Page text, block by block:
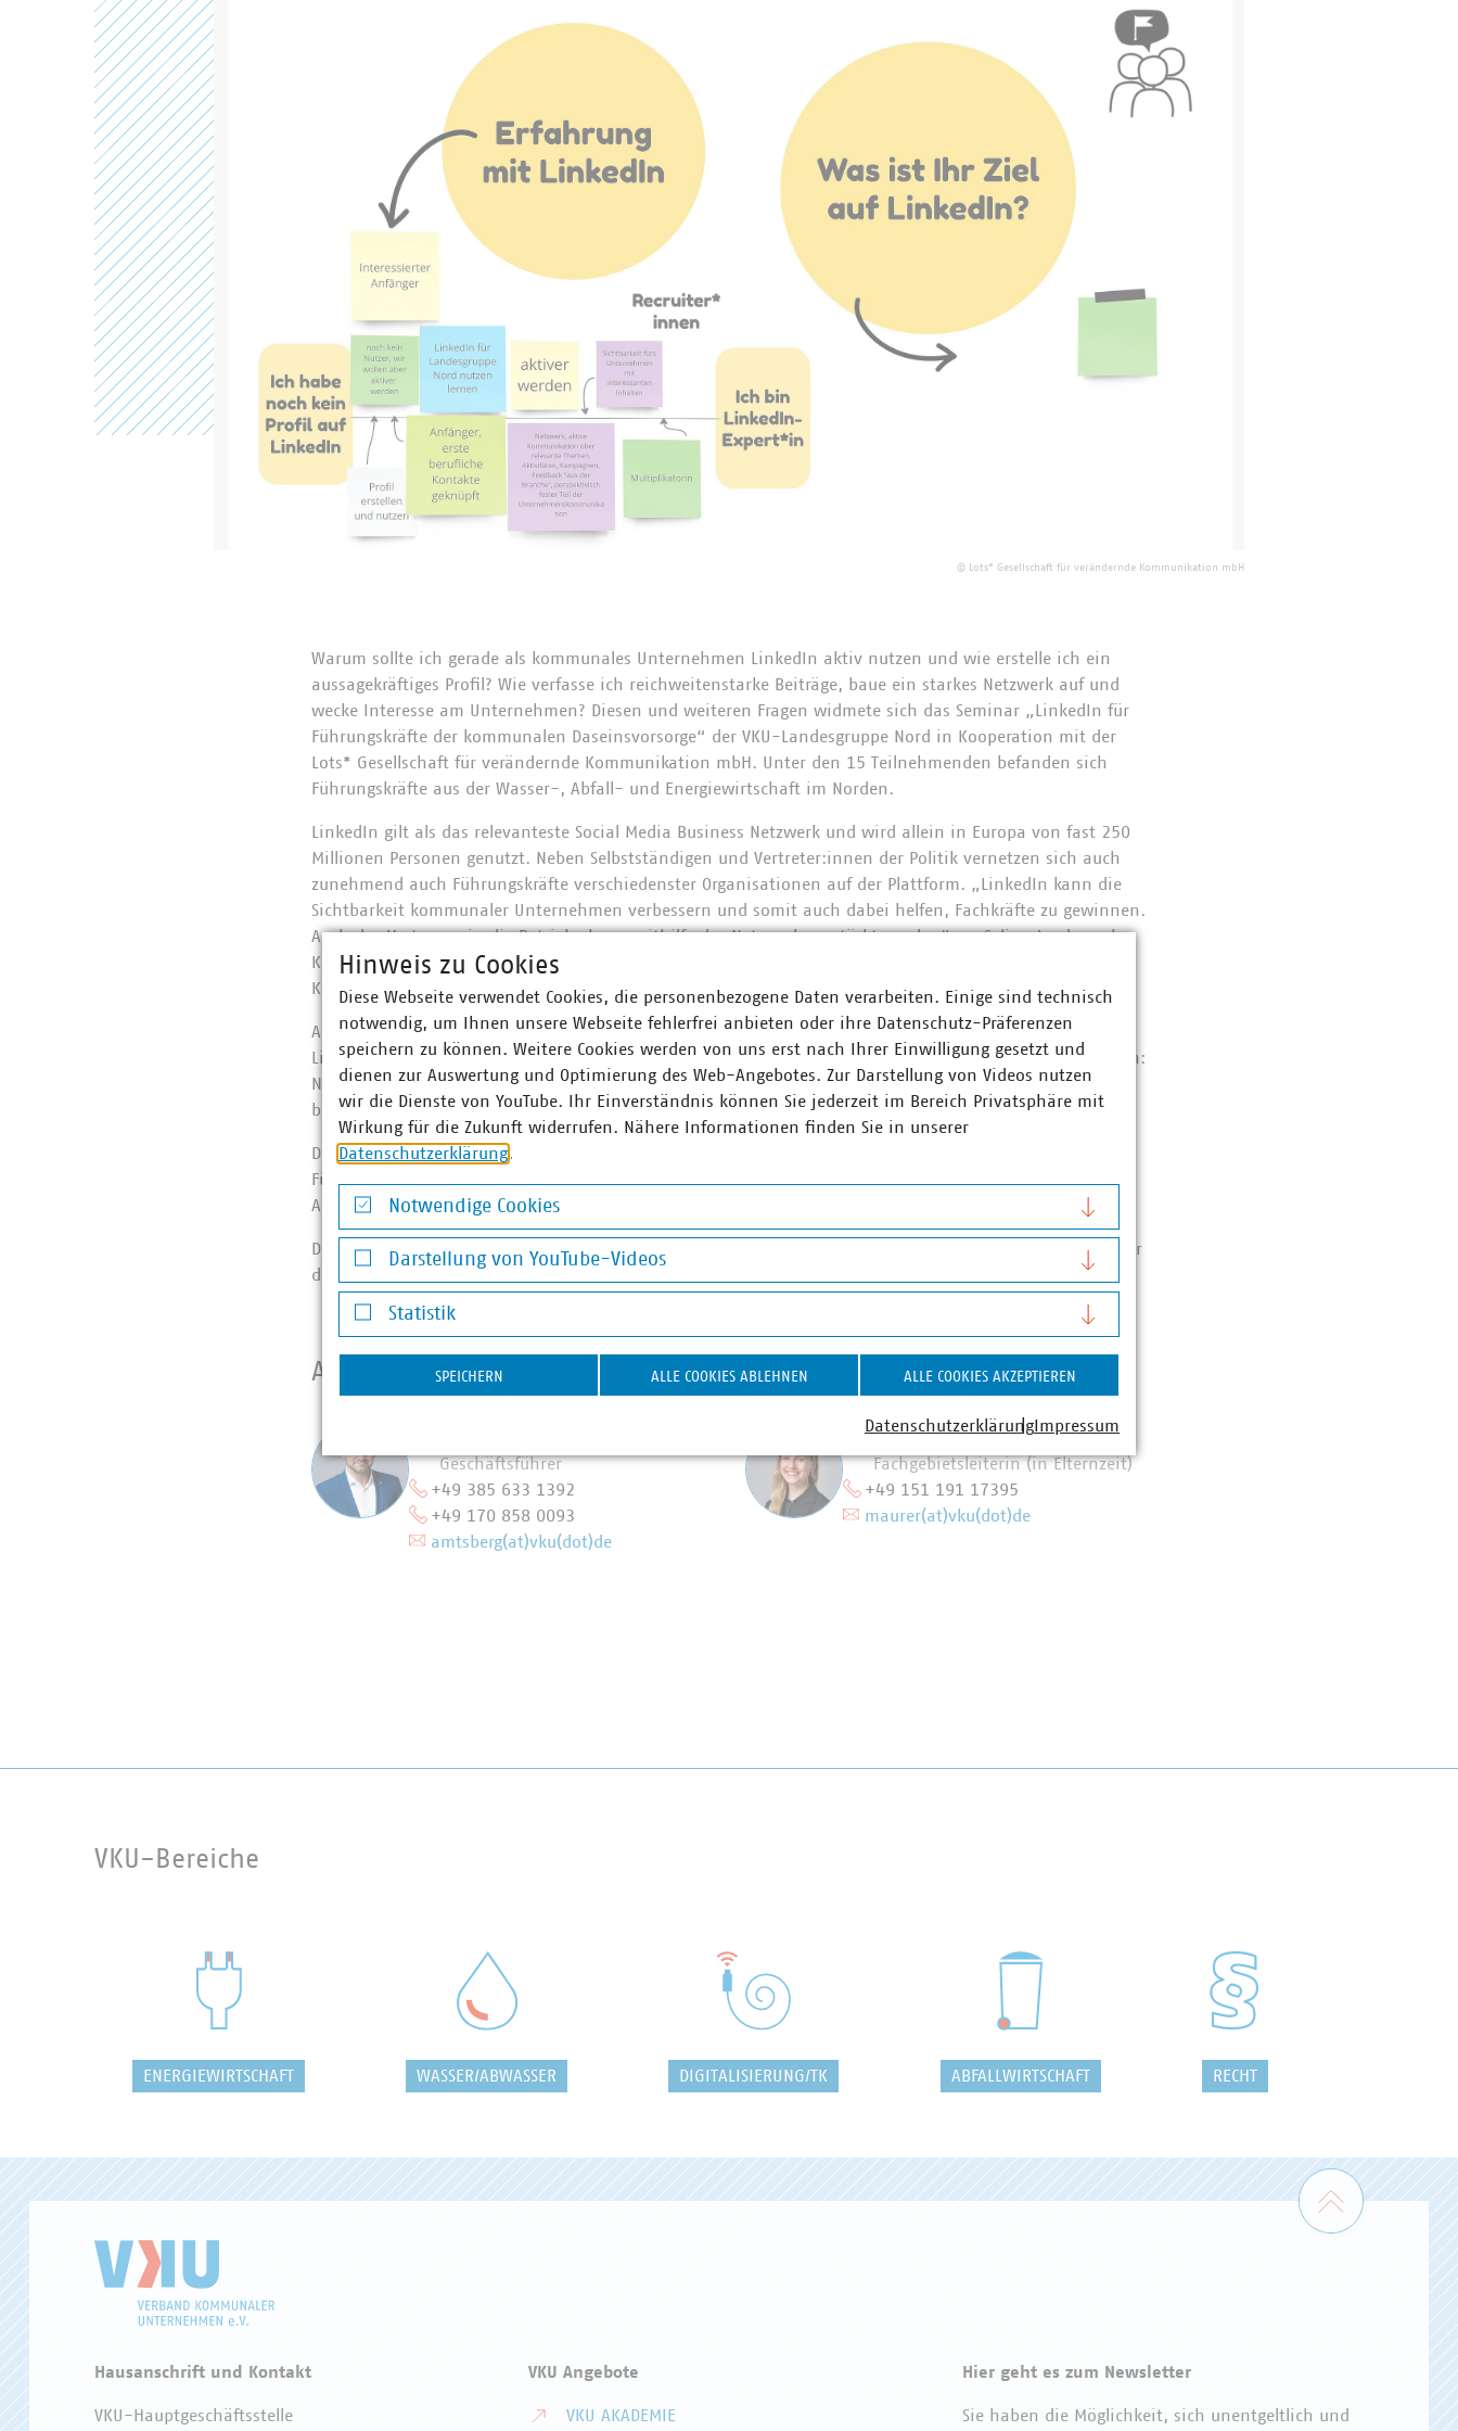
© Lots* Gesellschaft für verändernde Kommunikation mbH
Warum sollte ich gerade als kommunales Unternehmen LinkedIn aktiv nutzen und wie erstelle ich ein
aussagekräftiges Profil? Wie verfasse ich reichweitenstarke Beiträge, baue ein starkes Netzwerk auf und
wecke Interesse am Unternehmen? Diesen und weiteren Fragen widmete sich das Seminar „LinkedIn für
Führungskräfte der kommunalen Daseinsvorsorge“ der VKU-Landesgruppe Nord in Kooperation mit der
Lots* Gesellschaft für verändernde Kommunikation mbH. Unter den 15 Teilnehmenden befanden sich
Führungskräfte aus der Wasser-, Abfall- und Energiewirtschaft im Norden.
LinkedIn gilt als das relevanteste Social Media Business Netzwerk und wird allein in Europa von fast 250
Millionen Personen genutzt. Neben Selbstständigen und Vertreter:innen der Politik vernetzen sich auch
zunehmend auch Führungskräfte verschiedenster Organisationen auf der Plattform. „LinkedIn kann die
Sichtbarkeit kommunaler Unternehmen verbessern und somit auch dabei helfen, Fachkräfte zu gewinnen.
Auch das Vertrauen in die Betriebe kann mithilfe des Netzwerks gestärkt werden“, so Selina Jendrossek,
Kommunikationsexpertin bei Lots*. Die Plattform bietet also viele Vorteile für Führungskräfte der
Kommunalwirtschaft.
Anhand anschaulicher Beispiele zeigten die beiden Referentinnen von Lots*, wie ein professionelles
LinkedIn-Profil aussehen kann und mit welchen Tricks Posts besonders interessant klingen. Es zeigte sich:
Neben verschiedenen Dos und Dont‘s ist es wichtig, regelmäßig Zeit zu investieren, um Kommentare zu
beantworten und mit Profilbesucher:innen zu interagieren.
Das Seminar „LinkedIn für Führungskräfte der kommunalen Daseinsvorsorge“ richtete sich an
Führungskräfte der VKU Landesgruppen Nord und Küstenländer. Bei Interesse an einer Fortführung des
Angebots wenden Sie sich gerne an die Landesgruppe Nord (
Die Lots* Gesellschaft für verändernde Kommunikation mbH finden Sie auch auf LinkedIn, und zwar unter
dem nachfolgenden
Ansprechpartner
Geschäftsführer
+49 385 633 1392
+49 170 858 0093
amtsberg(at)vku(dot)de
Wiebke Maurer
Fachgebietsleiterin (in Elternzeit)
+49 151 191 17395
maurer(at)vku(dot)de
VKU-Bereiche
ENERGIEWIRTSCHAFT WASSER/ABWASSER DIGITALISIERUNG/TK ABFALLWIRTSCHAFT RECHT
Zum
Hausanschrift und Kontakt
VKU-Hauptgeschäftsstelle
VKU Angebote
VKU AKADEMIE
Hier geht es zum Newsletter
Sie haben die Möglichkeit, sich unentgeltlich und
Hinweis zu Cookies
Diese Webseite verwendet Cookies, die personenbezogene Daten verarbeiten. Einige sind technisch
notwendig, um Ihnen unsere Webseite fehlerfrei anbieten oder ihre Datenschutz-Präferenzen
speichern zu können. Weitere Cookies werden von uns erst nach Ihrer Einwilligung gesetzt und
dienen zur Auswertung und Optimierung des Web-Angebotes. Zur Darstellung von Videos nutzen
wir die Dienste von YouTube. Ihr Einverständnis können Sie jederzeit im Bereich Privatsphäre mit
Wirkung für die Zukunft widerrufen. Nähere Informationen finden Sie in unserer
Datenschutzerklärung.
Notwendige Cookies
Notwendige Cookies
Darstellung von YouTube-Videos
Darstellung von YouTube-Videos
Statistik
Statistik
SPEICHERN ALLE COOKIES ABLEHNEN ALLE COOKIES AKZEPTIEREN
DatenschutzerklärungImpressum